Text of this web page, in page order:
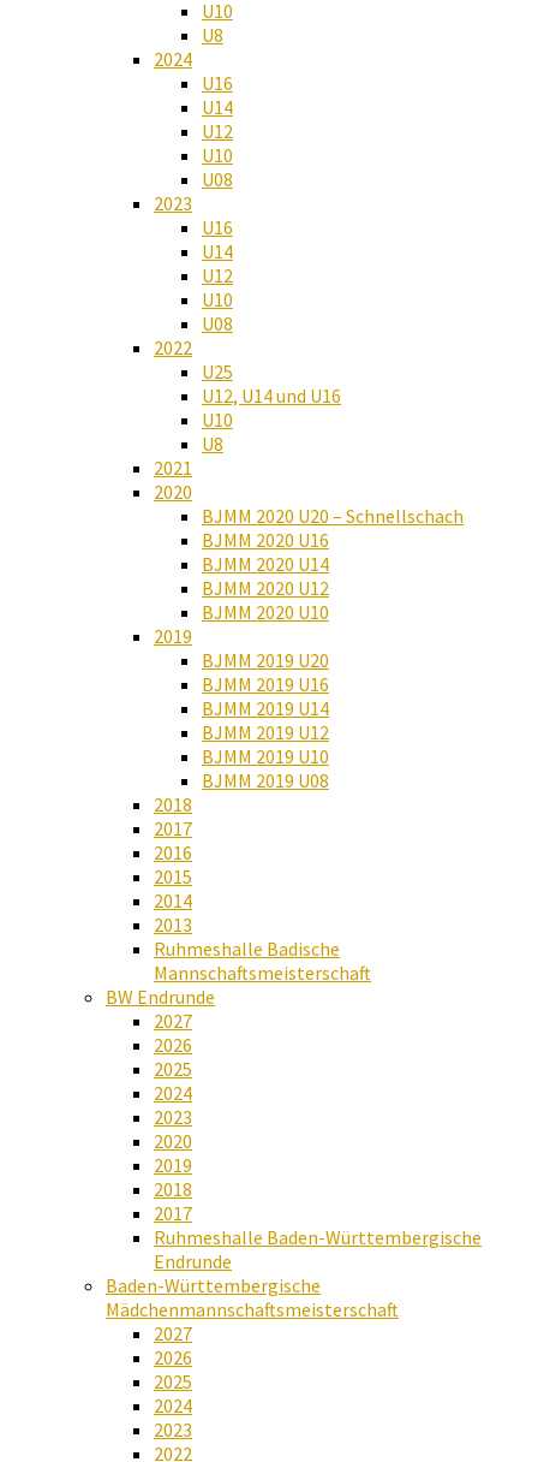
U10
U8
2024
U16
U14
U12
U10
U08
2023
U16
U14
U12
U10
U08
2022
U25
U12, U14 und U16
U10
U8
2021
2020
BJMM 2020 U20 – Schnellschach
BJMM 2020 U16
BJMM 2020 U14
BJMM 2020 U12
BJMM 2020 U10
2019
BJMM 2019 U20
BJMM 2019 U16
BJMM 2019 U14
BJMM 2019 U12
BJMM 2019 U10
BJMM 2019 U08
2018
2017
2016
2015
2014
2013
Ruhmeshalle Badische
Mannschaftsmeisterschaft
BW Endrunde
2027
2026
2025
2024
2023
2020
2019
2018
2017
Ruhmeshalle Baden-Württembergische
Endrunde
Baden-Württembergische
Mädchenmannschaftsmeisterschaft
2027
2026
2025
2024
2023
2022